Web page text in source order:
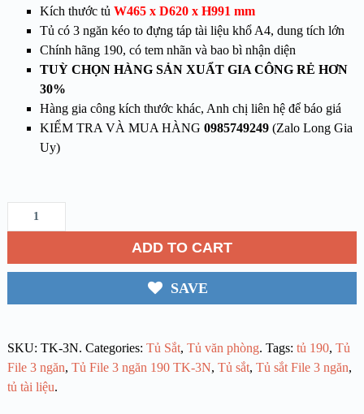
Kích thước tủ W465 x D620 x H991 mm
Tủ có 3 ngăn kéo to đựng táp tài liệu khổ A4, dung tích lớn
Chính hãng 190, có tem nhãn và bao bì nhận diện
TUỲ CHỌN HÀNG SẢN XUẨT GIA CÔNG RẺ HƠN
30%
Hàng gia công kích thước khác, Anh chị liên hệ để báo giá
KIỂM TRA VÀ MUA HÀNG 0985749249(Zalo Long Gia
Uy)
ADD TO CART
SAVE
SKU: TK-3N. Categories: Tủ Sắt, Tủ văn phòng. Tags: tủ 190, Tủ
File 3 ngăn, Tủ File 3 ngăn 190 TK-3N, Tủ sắt, Tủ sắt File 3 ngăn,
tủ tài liệu.